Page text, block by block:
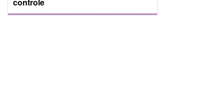
controle